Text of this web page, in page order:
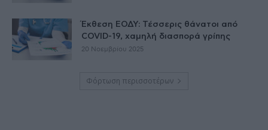
Έκθεση ΕΟΔΥ: Τέσσερις θάνατοι από
COVID-19, χαμηλή διασπορά γρίπης
20 Νοεμβρίου 2025
Φόρτωση περισσοτέρων